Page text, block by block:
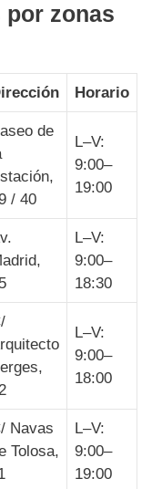
por zonas
Horario
de
/ 40
L–V:
9:00–
19:00
L–V:
9:00–
18:30
L–V:
9:00–
18:00
Navas
Tolosa,
L–V:
9:00–
19:00